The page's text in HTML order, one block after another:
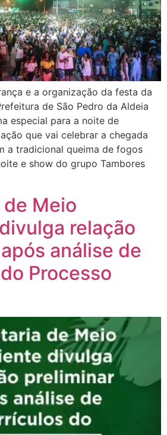
e a organização da festa da
de São Pedro da Aldeia
especial para a noite de
que vai celebrar a chegada
a tradicional queima de fogos
e show do grupo Tambores
Meio
relação
análise de
Processo